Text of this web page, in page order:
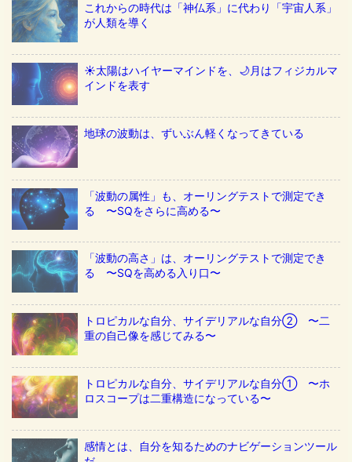
これからの時代は「神仏系」に代わり「宇宙人系」
が人類を導く
☀️太陽はハイヤーマインドを、🌙月はフィジカルマ
インドを表す
地球の波動は、ずいぶん軽くなってきている
「波動の属性」も、オーリングテストで測定でき
る 〜SQをさらに高める〜
「波動の高さ」は、オーリングテストで測定でき
る 〜SQを高める入り口〜
トロピカルな自分、サイデリアルな自分② 〜二
重の自己像を感じてみる〜
トロピカルな自分、サイデリアルな自分① 〜ホ
ロスコープは二重構造になっている〜
感情とは、自分を知るためのナビゲーションツール